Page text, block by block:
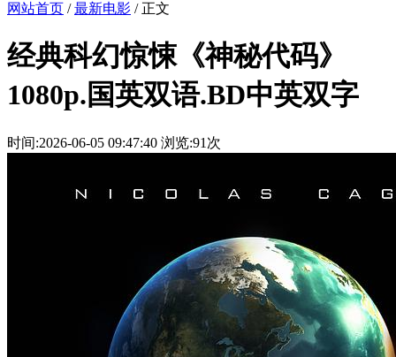
网站首页 /最新电影 / 正文
经典科幻惊悚《神秘代码》
1080p.国英双语.BD中英双字
时间:2026-06-05 09:47:40 浏览:91次